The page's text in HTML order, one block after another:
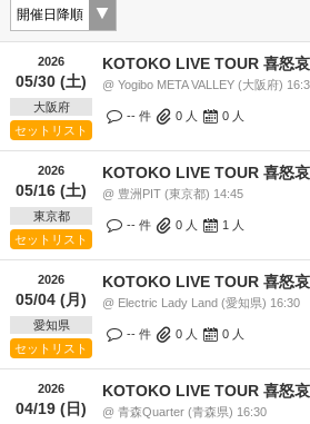
2026
05/30 (土)
大阪府
セットリスト
KOTOKO LIVE TOUR 喜怒
@ Yogibo META VALLEY (大阪府)
-- 件 0 人 0 人
2026
05/16 (土)
東京都
セットリスト
KOTOKO LIVE TOUR 喜怒
@ 豊洲PIT (東京都) 14:45
-- 件 0 人 1 人
2026
05/04 (月)
愛知県
セットリスト
KOTOKO LIVE TOUR 喜怒
@ Electric Lady Land (愛知県) 16:30
-- 件 0 人 0 人
2026
04/19 (日)
KOTOKO LIVE TOUR 喜怒
@ 青森Quarter (青森県) 16:30